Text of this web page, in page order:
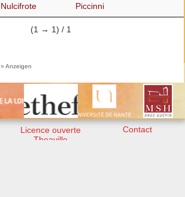
Nulcifrote
Piccinni
(1 → 1) / 1
» Anzeigen
Licence ouverte
Theaville
Contact